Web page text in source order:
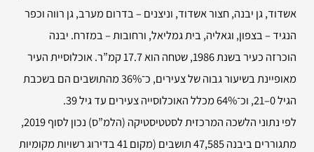
אשדוד, גן יבנה, חצור אשדוד, וניצנים – בדרום מערב, גן רווה וכפר
הנגיד – בצפון, וגאליה, בית גמליאל, ורחובות – במזרח. יבנה
הוכרזה כעיר בשנת 1986, שטחה הוא 17.7 קמ”ר. אוכלוסיית העיר
מאופיינת בשיעור גבוה של צעירים, כ־36% מהתושבים הם בשכבת
הגיל 0–21, וכ־64% מכלל האוכלוסייה צעירים עד גיל 39.
לפי נתוני הלשכה המרכזית לסטטיסטיקה (הלמ”ס) נכון לסוף 2019,
מתגוררים ביבנה 47,585 תושבים (מקום 41 בדירוג רשויות מקומיות